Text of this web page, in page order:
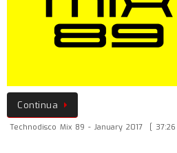
Continua
Technodisco Mix 89 - January 2017 [ 37:26 ]